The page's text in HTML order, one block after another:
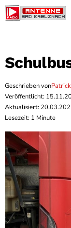
Geschrieben von
Veröffentlicht:
Aktualisiert:
Lesezeit: 1 Minute